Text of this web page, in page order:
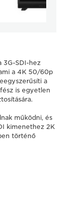
3G-SDI-hez
a 4K 50/60p
a
is egyetlen
működni, és
kimenethez 2K
történő